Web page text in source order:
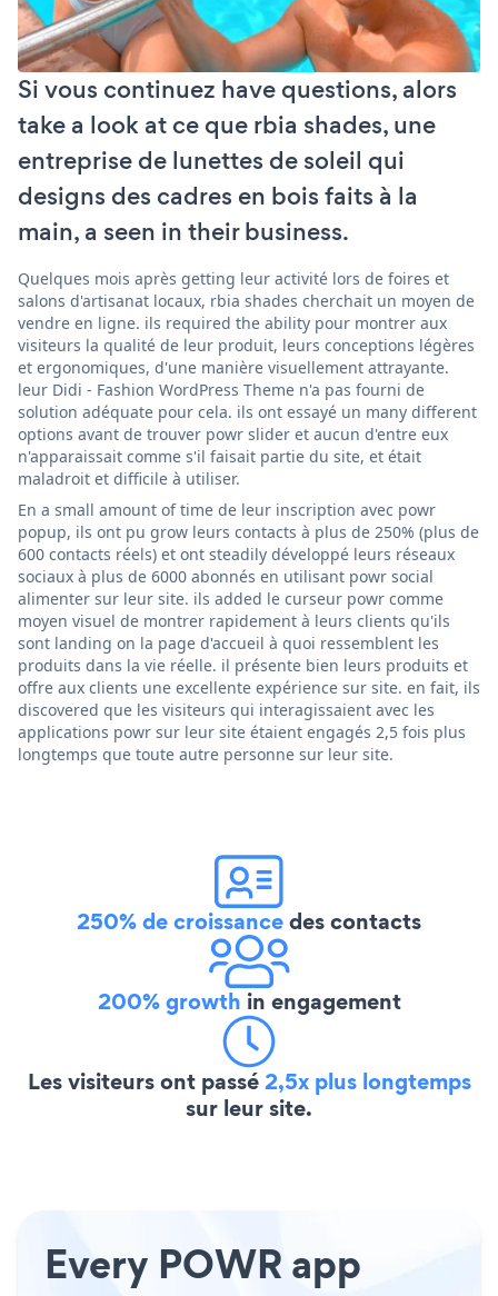
Si vous continuez have questions, alors
take a look at ce que rbia shades, une
entreprise de lunettes de soleil qui
designs des cadres en bois faits à la
main, a seen in their business.
Quelques mois après getting leur activité lors de foires et
salons d'artisanat locaux, rbia shades cherchait un moyen de
vendre en ligne. ils required the ability pour montrer aux
visiteurs la qualité de leur produit, leurs conceptions légères
et ergonomiques, d'une manière visuellement attrayante.
leur Didi - Fashion WordPress Theme n'a pas fourni de
solution adéquate pour cela. ils ont essayé un many different
options avant de trouver powr slider et aucun d'entre eux
n'apparaissait comme s'il faisait partie du site, et était
maladroit et difficile à utiliser.
En a small amount of time de leur inscription avec powr
popup, ils ont pu grow leurs contacts à plus de 250% (plus de
600 contacts réels) et ont steadily développé leurs réseaux
sociaux à plus de 6000 abonnés en utilisant powr social
alimenter sur leur site. ils added le curseur powr comme
moyen visuel de montrer rapidement à leurs clients qu'ils
sont landing on la page d'accueil à quoi ressemblent les
produits dans la vie réelle. il présente bien leurs produits et
offre aux clients une excellente expérience sur site. en fait, ils
discovered que les visiteurs qui interagissaient avec les
applications powr sur leur site étaient engagés 2,5 fois plus
longtemps que toute autre personne sur leur site.
250% de croissancedes contacts
200% growth in engagement
Les visiteurs ont passé2,5x plus longtemps
sur leur site.
Every POWR app